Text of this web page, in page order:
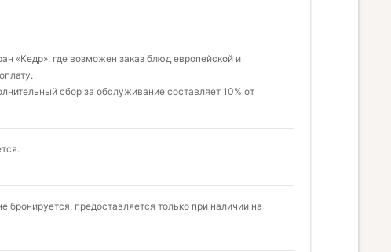
«Кедр», где возможен заказ блюд европейской и
сбор за обслуживание составляет 10% от
бронируется, предоставляется только при наличии на